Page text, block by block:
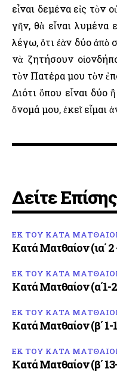
εἶναι δεμένα εἰς τὸν
γῆν, θὰ εἶναι λυμένα
λέγω, ὅτι ἐὰν δύο ἀπὸ
νὰ ζητήσουν
τὸν Πατέρα μου τὸν
Διότι ὅπου εἶναι δύο
ὄνομά μου, ἐκεῖ εἶμαι
Δείτε Επίσης
ΕΚ ΤΟΥ ΚΑΤΑ
Κατά Ματθαίον (ια΄ 2
ΕΚ ΤΟΥ ΚΑΤΑ
Κατά Ματθαίον (α΄1-
ΕΚ ΤΟΥ ΚΑΤΑ
Κατά Ματθαίον (β΄ 1-
ΕΚ ΤΟΥ ΚΑΤΑ
Κατά Ματθαίον (β΄